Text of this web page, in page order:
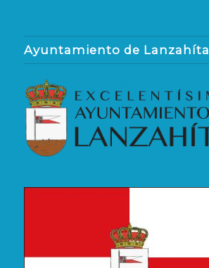
Ayuntamiento de Lanzahíta